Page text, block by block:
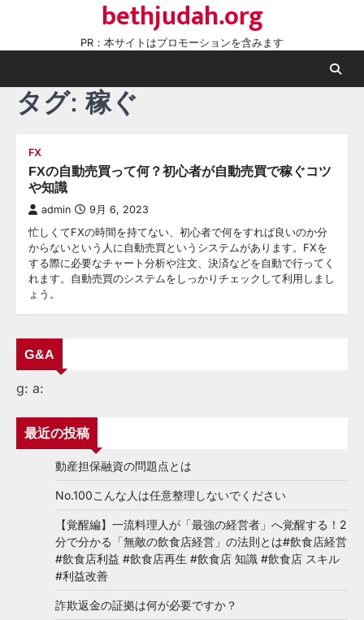
content
bethjudah.org
PR：本サイトはプロモーションを含みます
タグ: 稼ぐ
FX
FXの自動売買って何？初心者が自動売買で稼ぐコツ
や知識
admin 9月 6, 2023
忙しくてFXの時間を持てない、初心者で何をすれば良いのか分
からないという人に自動売買というシステムがあります。FXを
する際に必要なチャート分析や注文、決済などを自動で行ってく
れます。自動売買のシステムをしっかりチェックして利用しまし
ょう。
G&A
g: a:
最近の投稿
動産担保融資の問題点とは
No.100こんな人は任意整理しないでください
【覚醒編】一流料理人が「最強の経営者」へ覚醒する！2
分で分かる「無敵の飲食店経営」の法則とは#飲食店経営
#飲食店利益 #飲食店再生 #飲食店 知識 #飲食店 スキル
#利益改善
詐欺返金の証拠は何が必要ですか？